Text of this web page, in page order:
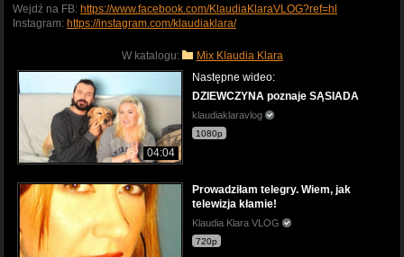
Wejdź na FB: https://www.facebook.com/KlaudiaKlaraVLOG?ref=hl
Instagram: https://instagram.com/klaudiaklara/
W katalogu: Mix Klaudia Klara
04:04
Następne wideo:
DZIEWCZYNA poznaje SĄSIADA
klaudiaklaravlog
1080p
Prowadziłam telegry. Wiem, jak
telewizja kłamie!
Klaudia Klara VLOG
720p